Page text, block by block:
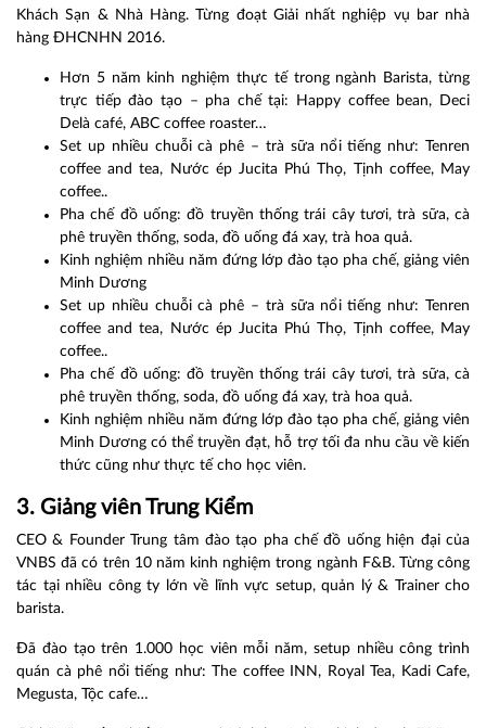
Khách Sạn & Nhà Hàng. Từng đoạt Giải nhất nghiệp vụ bar nhà
hàng ĐHCNHN 2016.
Hơn 5 năm kinh nghiệm thực tế trong ngành Barista, từng
trực tiếp đào tạo – pha chế tại: Happy coffee bean, Deci
Delà café, ABC coffee roaster…
Set up nhiều chuỗi cà phê – trà sữa nổi tiếng như: Tenren
coffee and tea, Nước ép Jucita Phú Thọ, Tịnh coffee, May
coffee..
Pha chế đồ uống: đồ truyền thống trái cây tươi, trà sữa, cà
phê truyền thống, soda, đồ uống đá xay, trà hoa quả.
Kinh nghiệm nhiều năm đứng lớp đào tạo pha chế, giảng viên
Minh Dương
Set up nhiều chuỗi cà phê – trà sữa nổi tiếng như: Tenren
coffee and tea, Nước ép Jucita Phú Thọ, Tịnh coffee, May
coffee..
Pha chế đồ uống: đồ truyền thống trái cây tươi, trà sữa, cà
phê truyền thống, soda, đồ uống đá xay, trà hoa quả.
Kinh nghiệm nhiều năm đứng lớp đào tạo pha chế, giảng viên
Minh Dương có thể truyền đạt, hỗ trợ tối đa nhu cầu về kiến
thức cũng như thực tế cho học viên.
3. Giảng viên Trung Kiểm
CEO & Founder Trung tâm đào tạo pha chế đồ uống hiện đại của
VNBS đã có trên 10 năm kinh nghiệm trong ngành F&B. Từng công
tác tại nhiều công ty lớn về lĩnh vực setup, quản lý & Trainer cho
barista.
Đã đào tạo trên 1.000 học viên mỗi năm, setup nhiều công trình
quán cà phê nổi tiếng như: The coffee INN, Royal Tea, Kadi Cafe,
Megusta, Tộc cafe…